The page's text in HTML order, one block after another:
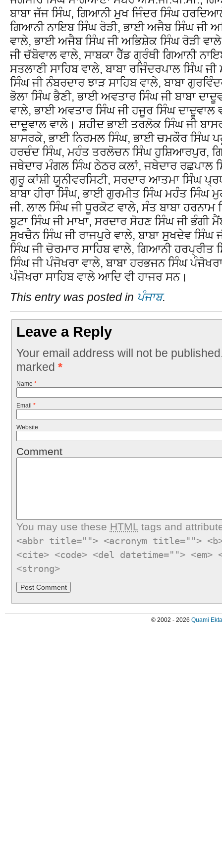
ਬਾਬਾ ਜੱਜ ਸਿੰਘ, ਗਿਆਨੀ ਮੁਖ ਜਿੰਦਰ ਸਿੰਘ
ਗਿਆਨੀ ਨਾਇਬ ਸਿੰਘ ਰੋੜੀ, ਭਾਈ ਅਜੈਬ ਸਿੰਘ ਜੀ
ਵਾਲੇ, ਭਾਈ ਅਜੈਬ ਸਿੰਘ ਜੀ ਅਭਿਸ਼ੇਕ ਸਿੰਘ ਰੋੜੀ
ਜੀ ਚੱਬੋਵਾਲ ਵਾਲੇ, ਸਾਬਕਾ ਹੈੱਡ ਗ੍ਰੰਥੀ ਗਿਆਨੀ
ਸਤਲਾਣੀ ਸਾਹਿਬ ਵਾਲੇ, ਬਾਬਾ ਰਜਿੰਦਰਪਾਲ ਸਿੰਘ
ਸਿੰਘ ਜੀ ਨੰਬਰਦਾਰ ਝਾੜ ਸਾਹਿਬ ਵਾਲੇ, ਬਾਬਾ
ਭੋਲਾ ਸਿੰਘ ਭੈਣੀ, ਭਾਈ ਅਵਤਾਰ ਸਿੰਘ ਜੀ ਬਾਬਾ
ਵਾਲੇ, ਭਾਈ ਅਵਤਾਰ ਸਿੰਘ ਜੀ ਹਜੂਰ ਸਿੰਘ ਦਾਦੂਵਾਲ
ਦਾਦੂਵਾਲ ਵਾਲੇ। ਸ਼ਹੀਦ ਭਾਈ ਤਰਲੋਕ ਸਿੰਘ ਜੀ
ਬਾਸਰਕੇ, ਭਾਈ ਨਿਰਮਲ ਸਿੰਘ, ਭਾਈ ਚਮਕੌਰ ਸਿੰਘ
ਹਰਚੰਦ ਸਿੰਘ, ਮਹੰਤ ਤਰਲੋਚਨ ਸਿੰਘ ਹੁਸ਼ਿਆਰਪੁਰ,
ਜਥੇਦਾਰ ਮੰਗਲ ਸਿੰਘ ਠੇਠਰ ਕਲਾਂ, ਜਥੇਦਾਰ ਰਛਪਾਲ
ਗੁਰੂ ਕਾਂਸ਼ੀ ਯੂਨੀਵਰਸਿਟੀ, ਸਰਦਾਰ ਆਤਮਾ ਸਿੰਘ
ਬਾਬਾ ਹੀਰਾ ਸਿੰਘ, ਭਾਈ ਗੁਰਮੀਤ ਸਿੰਘ ਮਹੰਤ ਸਿੰਘ
ਜੀ. ਲਾਲ ਸਿੰਘ ਜੀ ਧੂਰਕੋਟ ਵਾਲੇ, ਸੰਤ ਬਾਬਾ ਹਰਨਾਮ
ਬੂਟਾ ਸਿੰਘ ਜੀ ਮਾਖਾ, ਸਰਦਾਰ ਸੋਹਣ ਸਿੰਘ ਜੀ ਭੰਗੀ
ਸੁਖਚੈਨ ਸਿੰਘ ਜੀ ਰਾਜਪੁਰੇ ਵਾਲੇ, ਬਾਬਾ ਸੁਖਦੇਵ ਸਿੰਘ
ਸਿੰਘ ਜੀ ਚੋਰਮਾਰ ਸਾਹਿਬ ਵਾਲੇ, ਗਿਆਨੀ ਹਰਪ੍ਰੀਤ
ਸਿੰਘ ਜੀ ਪੰਜੋਖਰਾ ਵਾਲੇ, ਬਾਬਾ ਹਰਭਜਨ ਸਿੰਘ
ਪੰਜੋਖਰਾ ਸਾਹਿਬ ਵਾਲੇ ਆਦਿ ਵੀ ਹਾਜਰ ਸਨ।
This entry was posted in ਪੰਜਾਬ.
Leave a Reply
Your email address will not be
marked *
Name *
Email *
Website
Comment
You may use these HTMLtags and
<abbr title=""> <acronym title="">
<cite> <code> <del datetime="">
<strong>
© 2002 - 2026 Quami